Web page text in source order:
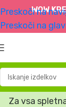
WOW
Preskoči na
Preskoči na
Za vsa